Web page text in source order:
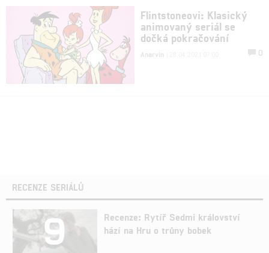
Flintstoneovi: Klasický
animovaný seriál se
dočká pokračování
Anarvin 0
RECENZE SERIÁLŮ
9
Recenze: Rytíř Sedmi království
hází na Hru o trůny bobek